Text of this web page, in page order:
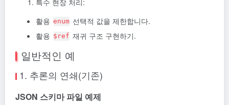
특수 현장 처리:
활용 enum 선택적 값을 제한합니다.
활용 $ref 재귀 구조 구현하기.
일반적인 예
1. 추론의 연쇄(기존)
JSON 스키마 파일 예제